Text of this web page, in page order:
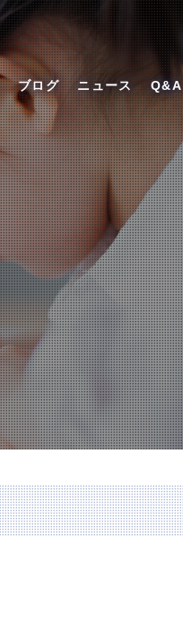
ブログ ニュース Q&A